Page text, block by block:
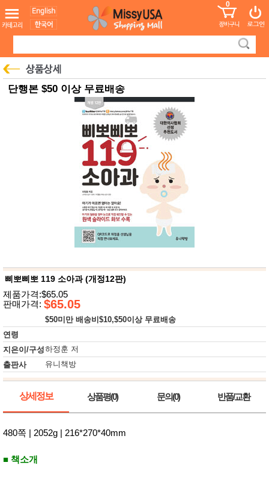
도 어린이
청소년
컬러링
만화
한국학
습지
뷰
티
스킨케
어
메이크
업
헤어케
바디케
어/향수
남성화
장품
미용제
품
주방가
계절/생
건강가
주 명품식
MissyShop
Login
0
단행본 $50 이상 무료배송
삐뽀삐뽀 119 소아과 (개정12판)
제품가격:$65.05
판매가격: $65.05
$50미만 배송비$10,$50이상 무료배송
연령
지은이/구성하정훈 저
출판사
유니책방
상세정보 상품평(0) 문의(0) 반품/교환
480쪽 | 2052g | 216*270*40mm
■ 책소개